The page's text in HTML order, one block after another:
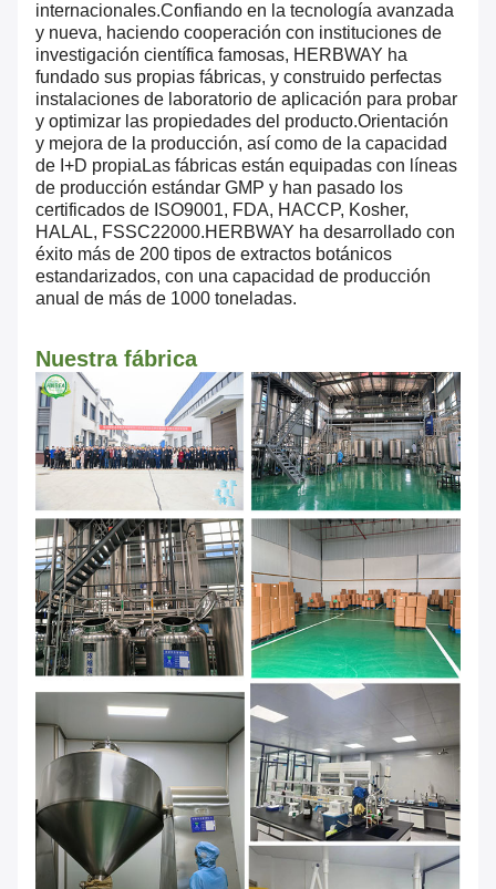
internacionales.Confiando en la tecnología avanzada
y nueva, haciendo cooperación con instituciones de
investigación científica famosas, HERBWAY ha
fundado sus propias fábricas, y construido perfectas
instalaciones de laboratorio de aplicación para probar
y optimizar las propiedades del producto.Orientación
y mejora de la producción, así como de la capacidad
de I+D propiaLas fábricas están equipadas con líneas
de producción estándar GMP y han pasado los
certificados de ISO9001, FDA, HACCP, Kosher,
HALAL, FSSC22000.HERBWAY ha desarrollado con
éxito más de 200 tipos de extractos botánicos
estandarizados, con una capacidad de producción
anual de más de 1000 toneladas.
Nuestra fábrica